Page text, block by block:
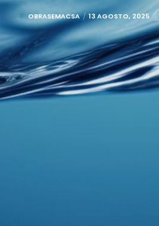
OBRASEMACSA 13 AGOSTO, 2025